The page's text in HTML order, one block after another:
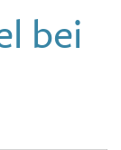
bei